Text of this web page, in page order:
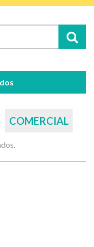
COMERCIAL